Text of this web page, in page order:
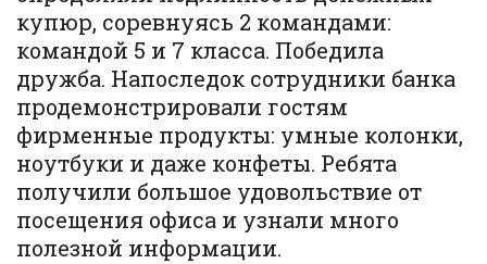
купюр, соревнуясь 2 командами:
командой 5 и 7 класса. Победила
дружба. Напоследок сотрудники банка
продемонстрировали гостям
фирменные продукты: умные колонки,
ноутбуки и даже конфеты. Ребята
получили большое удовольствие от
посещения офиса и узнали много
полезной информации.